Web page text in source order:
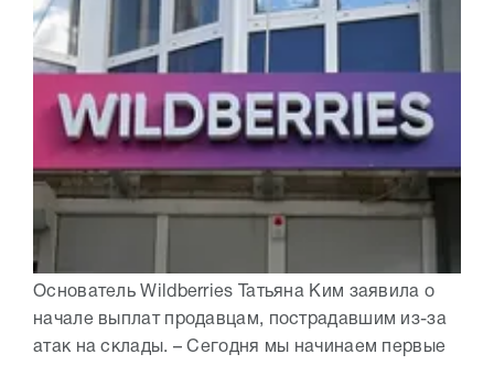
Основатель Wildberries Татьяна Ким заявила о
начале выплат продавцам, пострадавшим из-за
атак на склады. – Сегодня мы начинаем первые